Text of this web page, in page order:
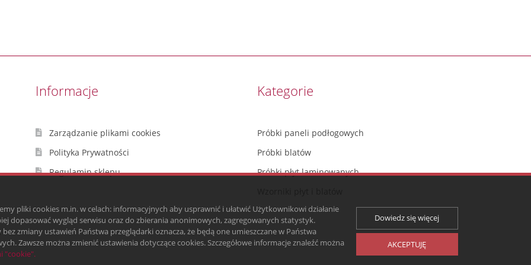
Informacje
Zarządzanie plikami cookies
Polityka Prywatności
Regulamin sklepu
Kategorie
Próbki paneli podłogowych
Próbki blatów
Próbki płyt laminowanych
pliki cookies m.in. w celach: informacyjnych aby usprawnić i ułatwić Użytkownikowi działanie
dopasować wygląd serwisu oraz do zbierania anonimowych, zagregowanych statystyk.
zmiany ustawień Państwa przeglądarki oznacza, że będą one umieszczane w Państwa
Zawsze można zmienić ustawienia dotyczące cookies. Szczegółowe informacje znaleźć można
"cookie".
Dowiedz się więcej
AKCEPTUJĘ